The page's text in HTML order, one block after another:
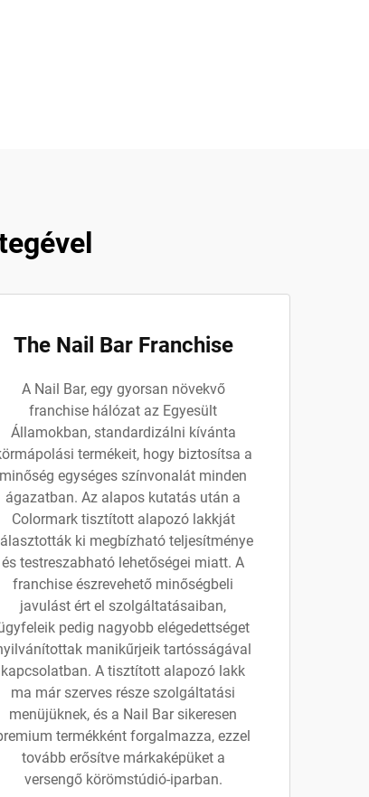
The Nail Bar Franchise
A Nail Bar, egy gyorsan növekvő
franchise hálózat az Egyesült
Államokban, standardizálni kívánta
termékeit, hogy biztosítsa a
minőség egységes színvonalát minden
ágazatban. Az alapos kutatás után a
Colormark tisztított alapozó lakkját
ki megbízható teljesítménye
és testreszabható lehetőségei miatt. A
franchise észrevehető minőségbeli
javulást ért el szolgáltatásaiban,
pedig nagyobb elégedettséget
manikűrjeik tartósságával
kapcsolatban. A tisztított alapozó lakk
ma már szerves része szolgáltatási
menüjüknek, és a Nail Bar sikeresen
termékként forgalmazza, ezzel
tovább erősítve márkaképüket a
versengő körömstúdió-iparban.